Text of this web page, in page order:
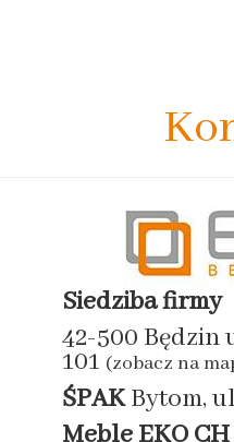
Siedziba firmy
42-500 Będzin
101 (zobacz na
ŚPAKBytom,
Meble EKO